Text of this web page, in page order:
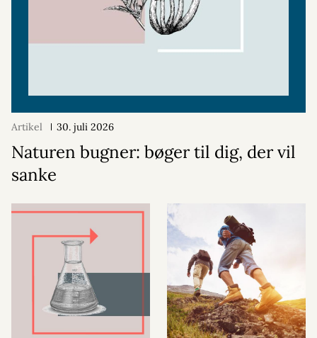
Artikel 30. juli 2026
Naturen bugner: bøger til dig, der vil
sanke